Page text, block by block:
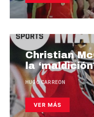
Christian
la
HUGO CARREON
VER MÁS